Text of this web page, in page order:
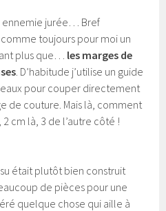
ennemie jurée… Bref
toujours pour moi un
plus que… les marges de
. D’habitude j’utilise un guide
pour couper directement
de couture. Mais là, comment
cm là, 3 de l’autre côté !
était plutôt bien construit
de pièces pour une
quelque chose qui aille à